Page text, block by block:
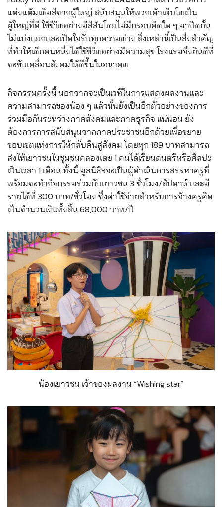
แต่งแต้มเติมสีจากผู้ใหญ่ สนับสนุนให้พวกเค้าเติบโตเป็น
ผู้ใหญ่ที่ดี ใช้ชีวิตอย่างมีสีสันโดยไม่มีกรอบคิดใด ๆ มาปิดกั้น
ไม่แบ่งแยกและเปิดใจรับทุกความต่าง สิ่งเหล่านี้เป็นสิ่งสำคัญ
ที่ทำให้เด็กคนหนึ่งได้ใช้ชีวิตอย่างมีความสุข โรงแรมจึงยินดีที่
จะขับเคลื่อนสังคมให้ดีขึ้นในอนาคต
กิจกรรมครั้งนี้ นอกจากจะเป็นเวทีในการแสดงผลงานและ
ความสามารถของน้อง ๆ แล้วนั้นยังเป็นอีกตัวอย่างของการ
ร่วมมือกันระหว่างภาคสังคมและภาคธุรกิจ แน่นอน ยัง
ต้องการการสนับสนุนจากภาคประชาชนอีกด้วยเพื่อขยาย
ขอบเขตแห่งการให้กลับคืนสู่สังคม โดยทุก 189 บาทสามารถ
ส่งให้เยาวชนในชุมชนคลองเตย 1 คนได้เรียนดนตรีหรือศิลปะ
เป็นเวลา 1 เดือน ทั้งนี้ มูลนิธิฯจะเป็นผู้ดำเนินการสรรหาครูที่
พร้อมจะทำกิจกรรมร่วมกับเยาวชน 3 ชั่วโมง/สัปดาห์ และมี
รายได้ที่ 300 บาท/ชั่วโมง ซึ่งค่าใช้จ่ายสำหรับการจ้างครูคิด
เป็นจำนวนเงินทั้งสิ้น 68,000 บาท/ปี
น้องเยาวชน เจ้าของผลงาน “Wishing star”